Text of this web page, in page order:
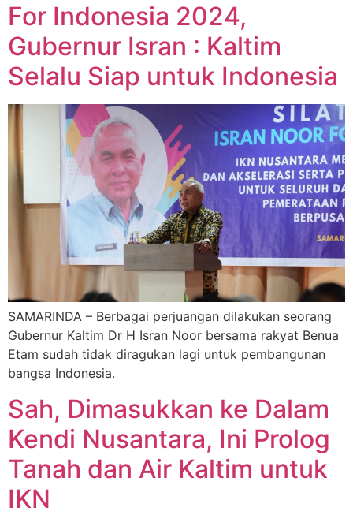
For Indonesia 2024,
Gubernur Isran : Kaltim
Selalu Siap untuk Indonesia
SAMARINDA – Berbagai perjuangan dilakukan seorang
Gubernur Kaltim Dr H Isran Noor bersama rakyat Benua
Etam sudah tidak diragukan lagi untuk pembangunan
bangsa Indonesia.
Sah, Dimasukkan ke Dalam
Kendi Nusantara, Ini Prolog
Tanah dan Air Kaltim untuk
IKN